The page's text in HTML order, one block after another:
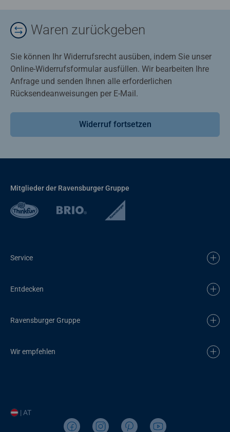
Waren zurückgeben
Sie können Ihr Widerrufsrecht ausüben, indem Sie unser
Online-Widerrufsformular ausfüllen. Wir bearbeiten Ihre
Anfrage und senden Ihnen alle erforderlichen
Rücksendeanweisungen per E-Mail.
Widerruf fortsetzen
Mitglieder der Ravensburger Gruppe
Service
Entdecken
Ravensburger Gruppe
Wir empfehlen
| AT